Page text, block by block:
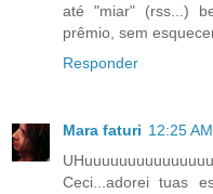
até "miar" (rss...)
prêmio, sem
Responder
Mara faturi 12:25 AM
Ceci...adorei tuas